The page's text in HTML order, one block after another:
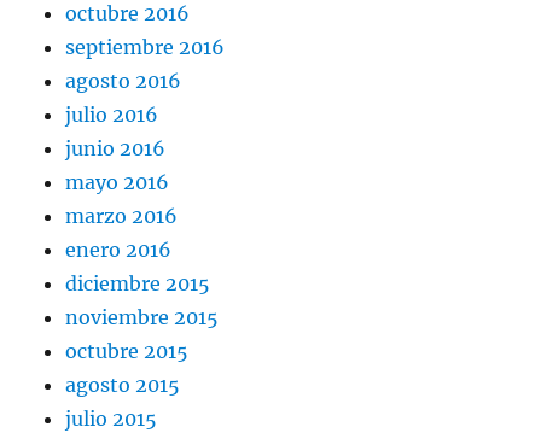
octubre 2016
septiembre 2016
agosto 2016
julio 2016
junio 2016
mayo 2016
marzo 2016
enero 2016
diciembre 2015
noviembre 2015
octubre 2015
agosto 2015
julio 2015